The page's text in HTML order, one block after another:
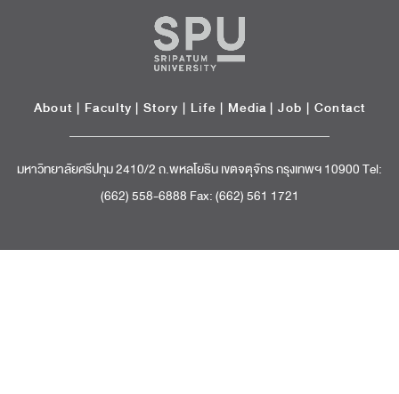
About | Faculty | Story | Life | Media |Job | Contact
มหาวิทยาลัยศรีปทุม 2410/2 ถ.พหลโยธิน เขตจตุจักร กรุงเทพฯ 10900 Tel:
(662) 558-6888 Fax: (662) 561 1721